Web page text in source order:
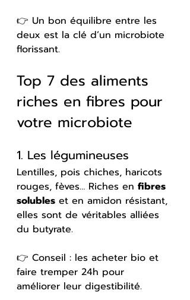
👉 Un bon équilibre entre les
deux est la clé d’un microbiote
florissant.
Top 7 des aliments
riches en fibres pour
votre microbiote
1. Les légumineuses
Lentilles, pois chiches, haricots
rouges, fèves… Riches en fibres
solubles et en amidon résistant,
elles sont de véritables alliées
du butyrate.
👉 Conseil : les acheter bio et
faire tremper 24h pour
améliorer leur digestibilité.